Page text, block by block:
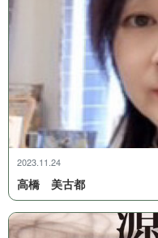
2023.11.24
高橋 美 古 都